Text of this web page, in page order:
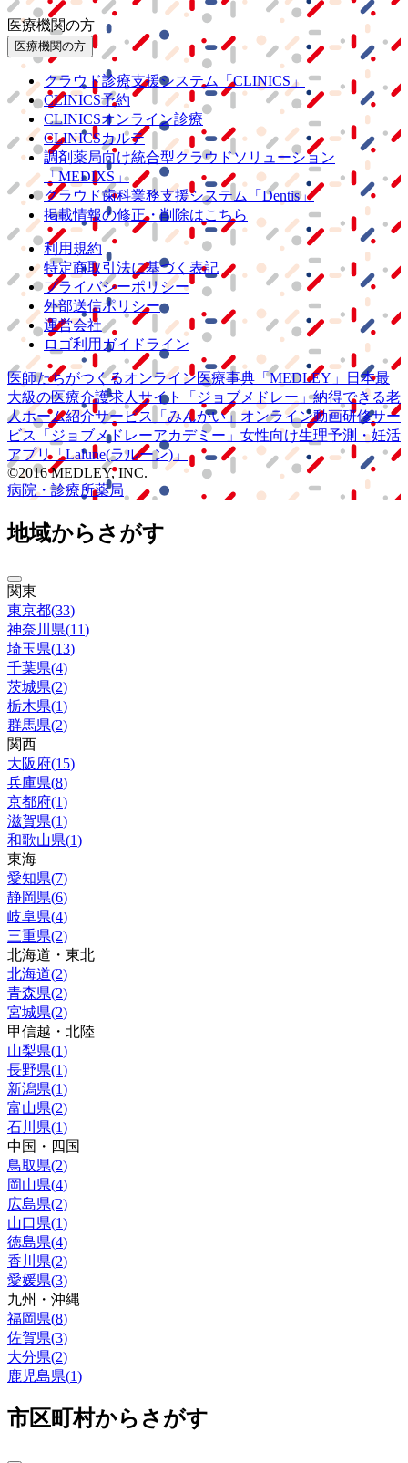
医療機関の方
医療機関の方
クラウド診療支援システム
「CLINICS」
CLINICS予約
CLINICSオンライン診療
CLINICSカルテ
調剤薬局向け統合型クラウドソリューション
「MEDIXS」
クラウド歯科業務支援システム
「Dentis」
掲載情報の修正・削除はこちら
利用規約
特定商取引法に基づく表記
プライバシーポリシー
外部送信ポリシー
運営会社
ロゴ利用ガイドライン
医師たちがつくるオンライン医療事典 「MEDLEY」
日本最
大級の医療介護求人サイト 「ジョブメドレー」納得できる老
人ホーム紹介サービス
「みんかい」 オンライン動画研修サー
ビス
「ジョブメドレーアカデミー」 女性向け生理予測・妊活
アプリ「Lalune(ラルーン)」
©2016 MEDLEY, INC.
病院・診療所薬局
地域からさがす
関東
東京都(33)
神奈川県(11)
埼玉県(13)
千葉県(4)
茨城県(2)
栃木県(1)
群馬県(2)
関西
大阪府(15)
兵庫県(8)
京都府(1)
滋賀県(1)
和歌山県(1)
東海
愛知県(7)
静岡県(6)
岐阜県(4)
三重県(2)
北海道・東北
北海道(2)
青森県(2)
宮城県(2)
甲信越・北陸
山梨県(1)
長野県(1)
新潟県(1)
富山県(2)
石川県(1)
中国・四国
鳥取県(2)
岡山県(4)
広島県(2)
山口県(1)
徳島県(4)
香川県(2)
愛媛県(3)
九州・沖縄
福岡県(8)
佐賀県(3)
大分県(2)
鹿児島県(1)
市区町村からさがす